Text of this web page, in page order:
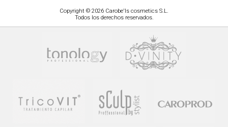
Copyright © 2026 Carobe'ls cosmetics S.L.
Todos los derechos reservados.